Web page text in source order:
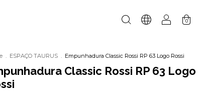
0
. ESPAÇO TAURUS . Empunhadura Classic Rossi RP 63 Logo Rossi
Classic Rossi RP 63 Logo